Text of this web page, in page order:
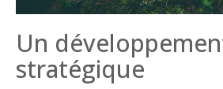
Un
stratégique